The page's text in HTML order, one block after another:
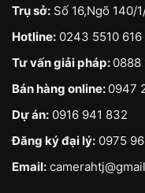
Trụ sở: Số 16,Ngõ 140/
Hotline: 0243 5510 616
Tư vấn giải pháp: 0888
Bán hàng online: 0947
Dự án: 0916 941 832
Đăng ký đại lý: 0975
Email: